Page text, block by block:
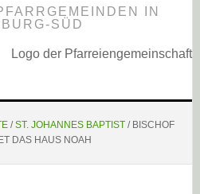
IN
SÜD
/ ST. JOHANNES BAPTIST /BISCHOF
DAS HAUS NOAH